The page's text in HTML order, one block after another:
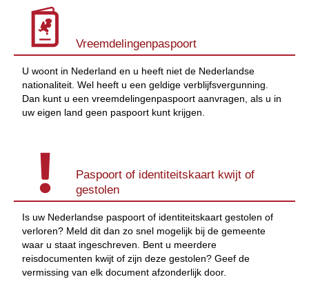
Vreemdelingenpaspoort
U woont in Nederland en u heeft niet de Nederlandse
nationaliteit. Wel heeft u een geldige verblijfsvergunning.
Dan kunt u een vreemdelingenpaspoort aanvragen, als u in
uw eigen land geen paspoort kunt krijgen.
Paspoort of identiteitskaart kwijt of
gestolen
Is uw Nederlandse paspoort of identiteitskaart gestolen of
verloren? Meld dit dan zo snel mogelijk bij de gemeente
waar u staat ingeschreven. Bent u meerdere
reisdocumenten kwijt of zijn deze gestolen? Geef de
vermissing van elk document afzonderlijk door.